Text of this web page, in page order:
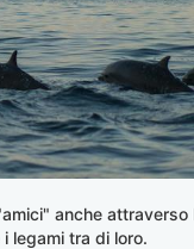
anche attraverso
legami tra di loro.